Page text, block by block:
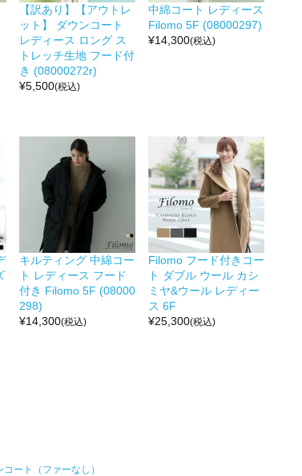
【訳あり】【アウトレ
ット】 ダウンコート
レディース ロング ス
トレッチ生地 フード付
き (08000272r)
¥5,500(税込)
中綿コート レディース
Filomo 5F (08000297)
¥14,300(税込)
キルティング 中綿コー
ト レディース フード
付き Filomo 5F (08000
298)
¥14,300(税込)
Filomo フード付きコー
ト ダブル ウール カシ
ミヤ&ウール レディー
ス 6F
¥25,300(税込)
コート（ファーなし）